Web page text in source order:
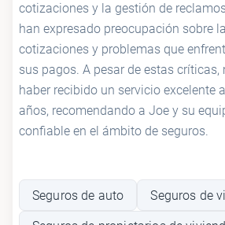
cotizaciones y la gestión de
han expresado preocupación sobre
cotizaciones y problemas que
sus pagos. A pesar de estas
haber recibido un servicio excelente
años, recomendando a Joe y su
confiable en el ámbito de seguros.
Seguros de auto Seguros de